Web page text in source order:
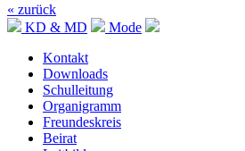
« zurück
KD & MD
Mode
Kontakt
Downloads
Schulleitung
Organigramm
Freundeskreis
Beirat